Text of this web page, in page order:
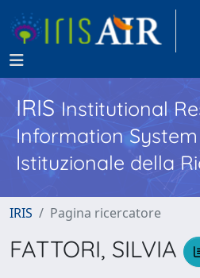
IRISInstitutional
Information System
Istituzionale della
IRIS Pagina ricercatore
FATTORI, SILVIA